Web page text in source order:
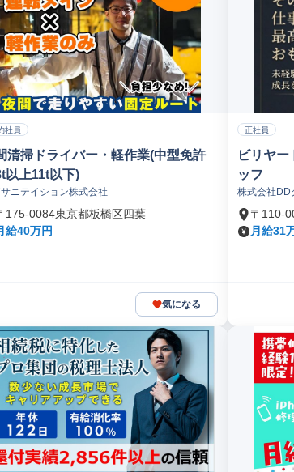
社員
清掃ドライバー・軽作業(中型免許
上11t以下)
ニテイション株式会社
175-0084東京都板橋区四葉
給40万円
気になる
正社員
ビリヤ
ッフ
株式会社DD
〒110-
月給31